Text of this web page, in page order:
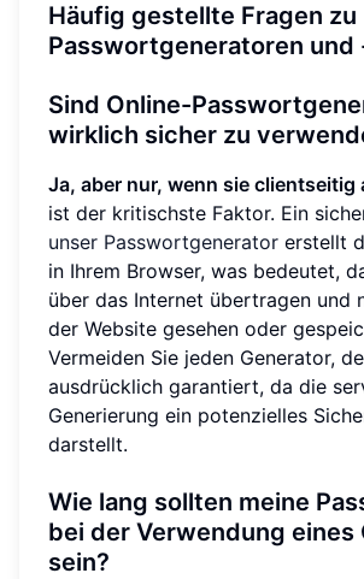
Häufig gestellte Fragen zu
Passwortgeneratoren und
Sind Online-
wirklich sicher zu
Ja, aber nur, wenn sie clientseitig
ist der kritischste Faktor. Ein
unser Passwortgenerator erstellt
in Ihrem Browser, was bedeutet,
über das Internet übertragen und
der Website gesehen oder
Vermeiden Sie jeden Generator,
ausdrücklich garantiert, da die
Generierung ein potenzielles
darstellt.
Wie lang sollten meine
bei der Verwendung eines
sein?